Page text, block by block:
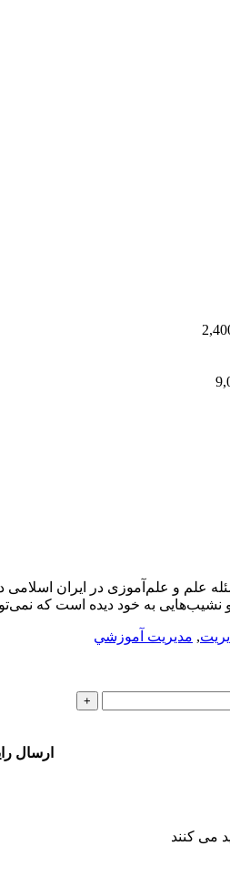
علم و علم‌آموزی در ایران اسلامی
و نشیب‌هایی به خود دیده است که
, مديريت آموزشي
ارسال
می کنند